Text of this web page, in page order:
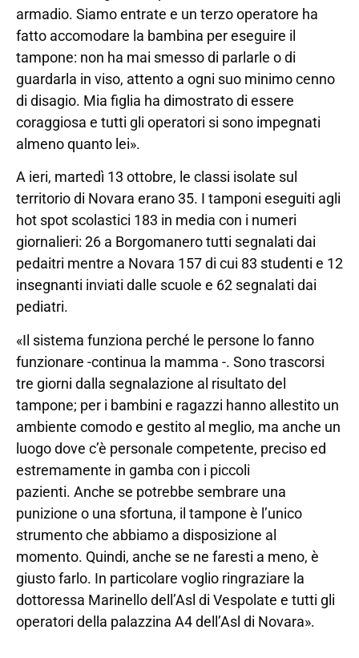
armadio. Siamo entrate e un terzo operatore ha
fatto accomodare la bambina per eseguire il
tampone: non ha mai smesso di parlarle o di
guardarla in viso, attento a ogni suo minimo cenno
di disagio. Mia figlia ha dimostrato di essere
coraggiosa e tutti gli operatori si sono impegnati
almeno quanto lei».
A ieri, martedì 13 ottobre, le classi isolate sul
territorio di Novara erano 35. I tamponi eseguiti agli
hot spot scolastici 183 in media con i numeri
giornalieri: 26 a Borgomanero tutti segnalati dai
pedaitri mentre a Novara 157 di cui 83 studenti e 12
insegnanti inviati dalle scuole e 62 segnalati dai
pediatri.
«Il sistema funziona perché le persone lo fanno
funzionare -continua la mamma -. Sono trascorsi
tre giorni dalla segnalazione al risultato del
tampone; per i bambini e ragazzi hanno allestito un
ambiente comodo e gestito al meglio, ma anche un
luogo dove c’è personale competente, preciso ed
estremamente in gamba con i piccoli
pazienti. Anche se potrebbe sembrare una
punizione o una sfortuna, il tampone è l’unico
strumento che abbiamo a disposizione al
momento. Quindi, anche se ne faresti a meno, è
giusto farlo. In particolare voglio ringraziare la
dottoressa Marinello dell’Asl di Vespolate e tutti gli
operatori della palazzina A4 dell’Asl di Novara».